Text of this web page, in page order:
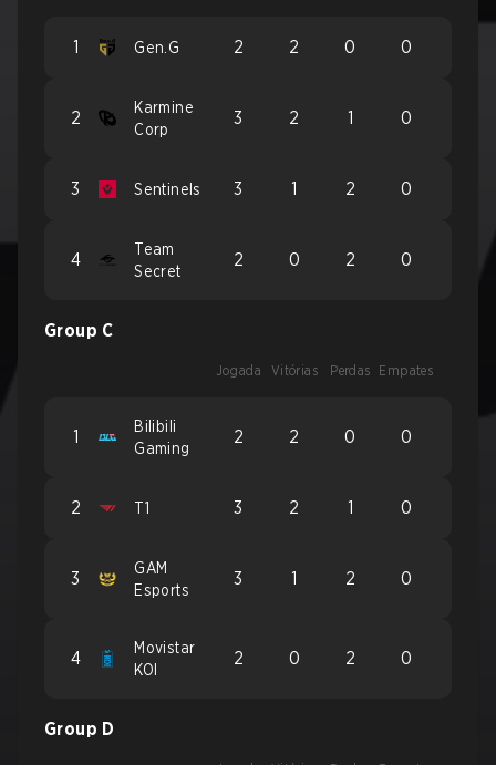
1 Gen.G 2 2 0 0
2
Karmine
Corp
3 2 1 0
3 Sentinels 3 1 2 0
4
Team
Secret
2 0 2 0
Group C
Jogada Vitórias Perdas Empates
1
Bilibili
Gaming
2 2 0 0
2 T1 3 2 1 0
3
GAM
Esports
3 1 2 0
4
Movistar
KOI
2 0 2 0
Group D